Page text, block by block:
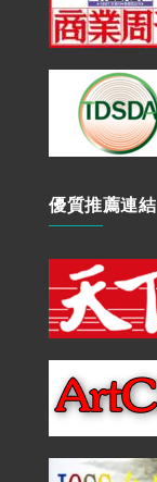
優質推薦連結